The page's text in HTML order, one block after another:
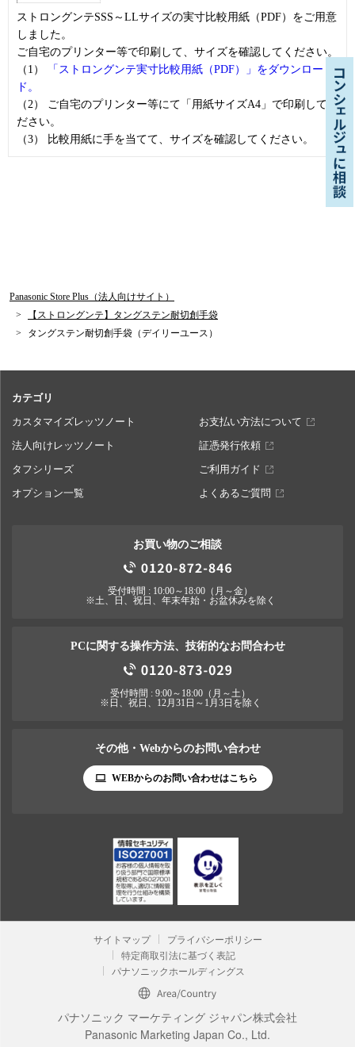
ストロングンテSSS～LLサイズの実寸比較用紙（PDF）をご用意
しました。
ご自宅のプリンター等で印刷して、サイズを確認してください。
（1）
「ストロングンテ実寸比較用紙（PDF）」をダウンロー
ド。
（2） ご自宅のプリンター等にて「用紙サイズA4」で印刷してく
ださい。
（3） 比較用紙に手を当てて、サイズを確認してください。
Panasonic Store Plus（法人向けサイト）
【ストロングンテ】タングステン耐切創手袋
タングステン耐切創手袋（デイリーユース）
カテゴリ
カスタマイズレッツノート
お支払い方法について
法人向けレッツノート
証憑発行依頼
タフシリーズ
ご利用ガイド
オプション一覧
よくあるご質問
お買い物のご相談
受付時間 : 10:00～18:00（月～金）
※土、日、祝日、年末年始・お盆休みを除く
PCに関する操作方法、技術的なお問合わせ
受付時間 : 9:00～18:00（月～土）
※日、祝日、12月31日～1月3日を除く
その他・Webからのお問い合わせ
WEBからのお問い合わせはこちら
サイトマップ
プライバシーポリシー
特定商取引法に基づく表記
パナソニックホールディングス
パナソニック マーケティング ジャパン株式会社
Panasonic Marketing Japan Co., Ltd.